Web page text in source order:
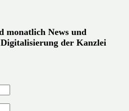
monatlich News und
der Kanzlei